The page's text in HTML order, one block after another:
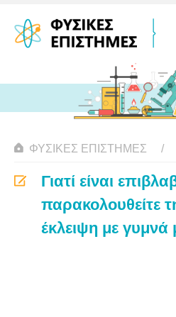
ΦΥΣΙΚΈΣ ΕΠΙΣΤΉΜΕΣ
Γιατί είναι
παρακολουθείτε
έκλειψη με γυμνά